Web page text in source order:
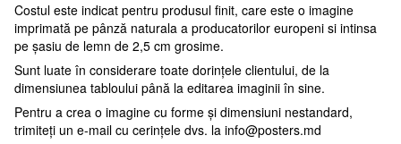
Costul este indicat pentru produsul finit, care este o imagine
imprimată pe pânză naturala a producatorilor europeni si intinsa
pe șasiu de lemn de 2,5 cm grosime.
Sunt luate în considerare toate dorințele clientului, de la
dimensiunea tabloului până la editarea imaginii în sine.
Pentru a crea o imagine cu forme și dimensiuni nestandard,
trimiteți un e-mail cu cerințele dvs. la info@posters.md